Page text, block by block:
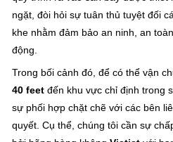
ngặt, đòi hỏi sự tuân thủ tuyệt đối
khe nhằm đảm bảo an ninh, an
động.
Trong bối cảnh đó, để có thể vận
40 feet đến khu vực chỉ định trong
sự phối hợp chặt chẽ với các bên
quyết. Cụ thể, chúng tôi cần sự